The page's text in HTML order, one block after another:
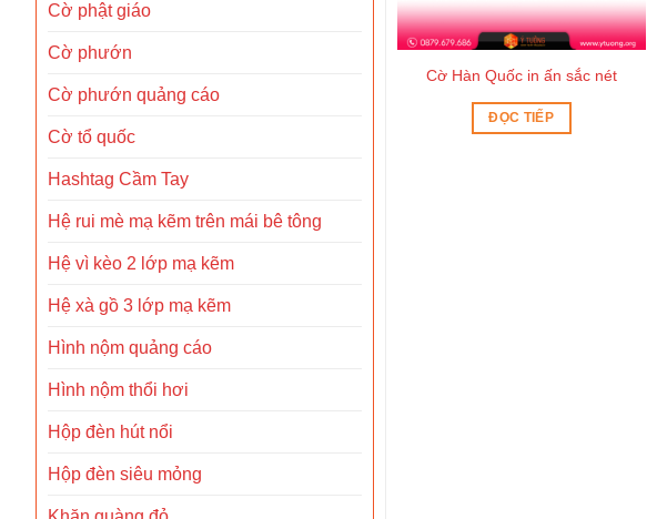
Cờ phật giáo
Cờ phướn
Cờ phướn quảng cáo
Cờ tổ quốc
Hashtag Cầm Tay
Hệ rui mè mạ kẽm trên mái bê tông
Hệ vì kèo 2 lớp mạ kẽm
Hệ xà gồ 3 lớp mạ kẽm
Hình nộm quảng cáo
Hình nộm thổi hơi
Hộp đèn hút nổi
Hộp đèn siêu mỏng
Cờ Hàn Quốc in ấn sắc nét
ĐỌC TIẾP